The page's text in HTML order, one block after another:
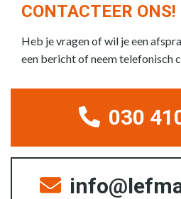
CONTACTEER ONS!
Heb je vragen of wil je een
een bericht of neem telefonisch
030